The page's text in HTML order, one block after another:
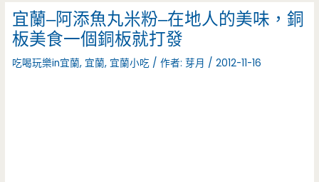
宜蘭–阿添魚丸米粉–在地人的美味，銅
板美食一個銅板就打發
吃喝玩樂in宜蘭, 宜蘭, 宜蘭小吃 / 作者:芽月 /2012-11-16